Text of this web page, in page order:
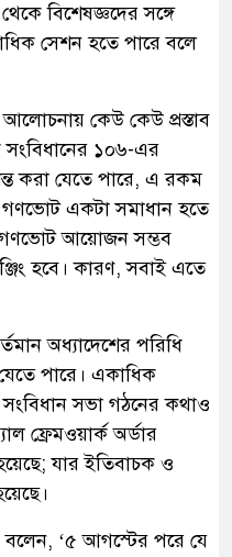
বিশেষজ্ঞদের সঙ্গে
সেশন হতে পারে বলে
কেউ কেউ প্রস্তাব
সংবিধানের ১০৬-এর
করা যেতে পারে, এ রকম
একটা সমাধান হতে
গণভোট আয়োজন সম্ভব
হবে। কারণ, সবাই এতে
অধ্যাদেশের পরিধি
পারে। একাধিক
সংবিধান সভা গঠনের কথাও
ফ্রেমওয়ার্ক অর্ডার
যার ইতিবাচক ও
‘৫ আগস্টের পরে যে